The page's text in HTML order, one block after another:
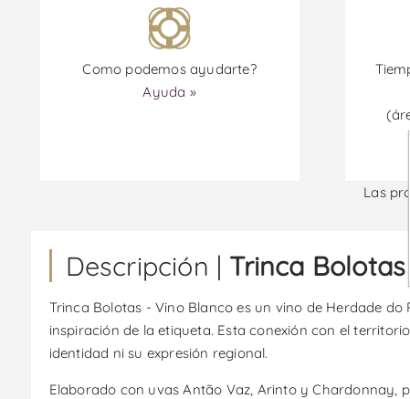
Como podemos ayudarte?
Ayuda »
Las
Descripción | Trinca Bolotas
Trinca Bolotas - Vino Blanco es un vino de Herdade
inspiración de la etiqueta. Esta conexión con el
identidad ni su expresión regional.
Elaborado con uvas Antão Vaz, Arinto y Chardonnay,